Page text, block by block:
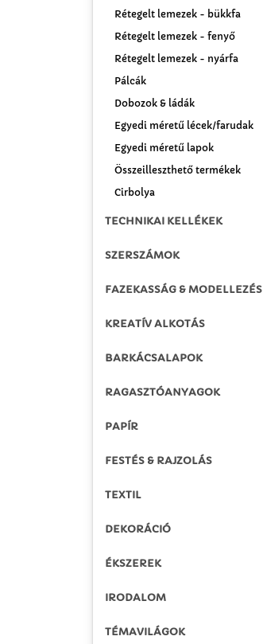
Rétegelt lemezek - bükkfa
Rétegelt lemezek - fenyő
Rétegelt lemezek - nyárfa
Pálcák
Dobozok & ládák
Egyedi méretű lécek/farudak
Egyedi méretű lapok
Összeilleszthető termékek
Cirbolya
TECHNIKAI KELLÉKEK
SZERSZÁMOK
FAZEKASSÁG & MODELLEZÉS
KREATÍV ALKOTÁS
BARKÁCSALAPOK
RAGASZTÓANYAGOK
PAPÍR
FESTÉS & RAJZOLÁS
TEXTIL
DEKORÁCIÓ
ÉKSZEREK
IRODALOM
TÉMAVILÁGOK